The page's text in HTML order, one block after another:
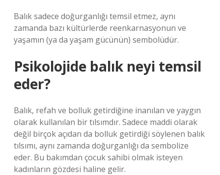
Balık sadece doğurganlığı temsil etmez, aynı
zamanda bazı kültürlerde reenkarnasyonun ve
yaşamın (ya da yaşam gücünün) sembolüdür.
Psikolojide balık neyi temsil
eder?
Balık, refah ve bolluk getirdiğine inanılan ve yaygın
olarak kullanılan bir tılsımdır. Sadece maddi olarak
değil birçok açıdan da bolluk getirdiği söylenen balık
tılsımı, aynı zamanda doğurganlığı da sembolize
eder. Bu bakımdan çocuk sahibi olmak isteyen
kadınların gözdesi haline gelir.